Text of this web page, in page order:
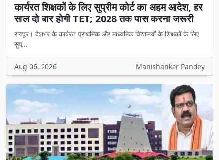
कार्यरत शिक्षकों के लिए सुप्रीम कोर्ट का अहम आदेश, हर
साल दो बार होगी TET; 2028 तक पास करना जरूरी
रायपुर। देशभर के कार्यरत प्राथमिक और माध्यमिक विद्यालयों के शिक्षकों के लिए
सुप्...
Aug 06, 2026 Manishankar Pandey